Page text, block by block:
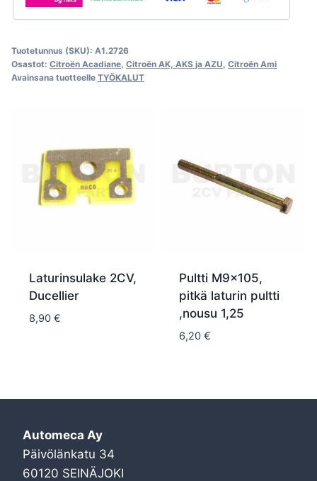
määrä
Tuotetunnus (SKU): A1.2726
Osastot: Citroën Acadiane Citroën AK, AKS ja AZU Citroën Ami
Avainsana tuotteelle TYÖKALUT
Laturinsulake 2CV,
Ducellier
8,90 €
Pultti M9x105,
pitkä laturin pultti
,nousu 1,25
6,20 €
Automeca Ay
Päivölänkatu 34
60120 SEINÄJOKI